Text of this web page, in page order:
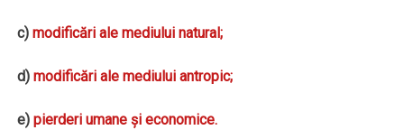
c)modificări ale mediului natural;
d)modificări ale mediului antropic;
e) pierderi umane şi economice.